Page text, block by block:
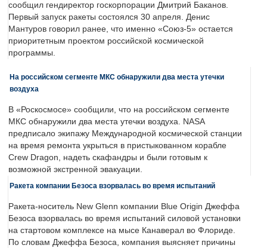
сообщил гендиректор госкорпорации Дмитрий Баканов.
Первый запуск ракеты состоялся 30 апреля. Денис
Мантуров говорил ранее, что именно «Союз-5» остается
приоритетным проектом российской космической
программы.
На российском сегменте МКС обнаружили два места утечки
воздуха
В «Роскосмосе» сообщили, что на российском сегменте
МКС обнаружили два места утечки воздуха. NASA
предписало экипажу Международной космической станции
на время ремонта укрыться в пристыкованном корабле
Crew Dragon, надеть скафандры и были готовым к
возможной экстренной эвакуации.
Ракета компании Безоса взорвалась во время испытаний
Ракета-носитель New Glenn компании Blue Origin Джеффа
Безоса взорвалась во время испытаний силовой установки
на стартовом комплексе на мысе Канаверал во Флориде.
По словам Джеффа Безоса, компания выясняет причины